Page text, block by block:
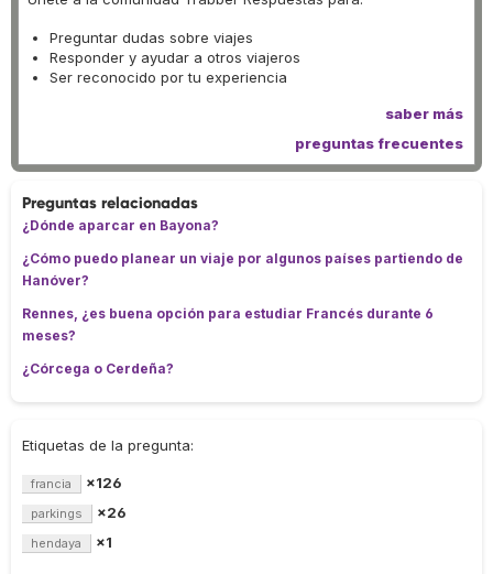
Preguntar dudas sobre viajes
Responder y ayudar a otros viajeros
Ser reconocido por tu experiencia
saber más
preguntas frecuentes
Preguntas relacionadas
¿Dónde aparcar en Bayona?
¿Cómo puedo planear un viaje por algunos países partiendo de
Hanóver?
Rennes, ¿es buena opción para estudiar Francés durante 6
meses?
¿Córcega o Cerdeña?
Etiquetas de la pregunta:
francia ×126
parkings ×26
hendaya ×1